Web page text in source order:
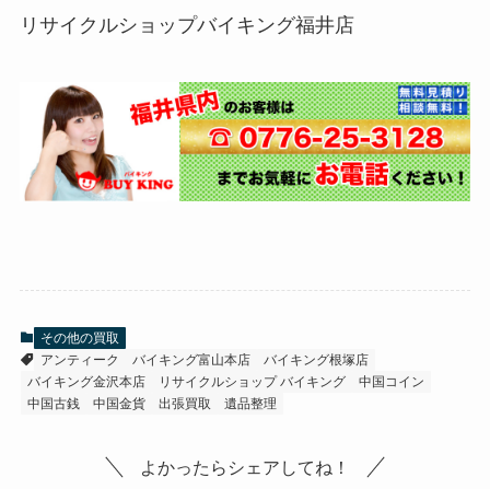
リサイクルショップバイキング福井店
その他の買取
アンティーク
バイキング富山本店
バイキング根塚店
バイキング金沢本店
リサイクルショップ バイキング
中国コイン
中国古銭
中国金貨 出張買取 遺品整理
よかったらシェアしてね！